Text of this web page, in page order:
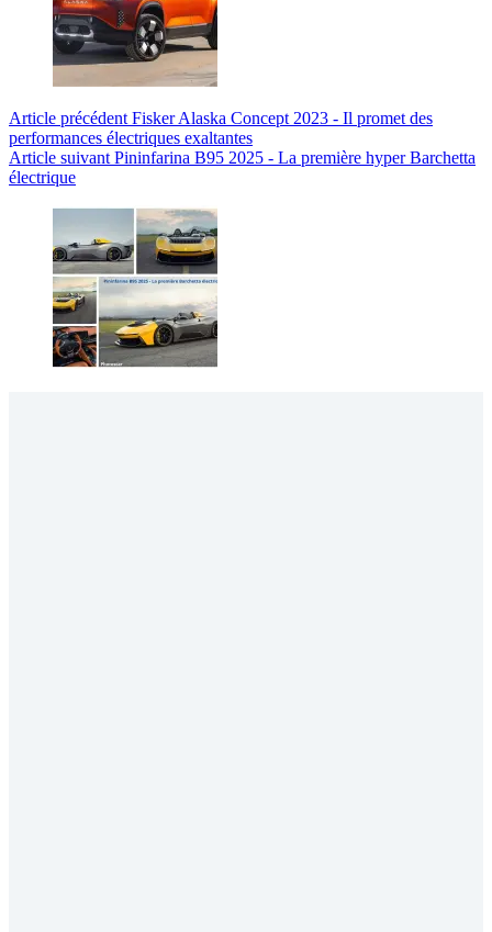
Article précédent Fisker Alaska Concept 2023 - Il promet des
performances électriques exaltantes
Article suivant Pininfarina B95 2025 - La première hyper Barchetta
électrique